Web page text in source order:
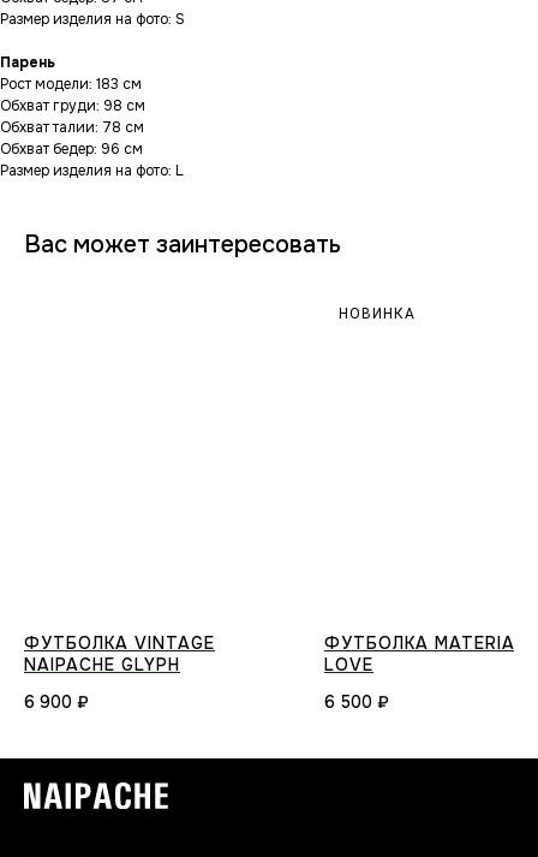
Размер изделия на фото: S
Парень
Рост модели: 183 см
Обхват груди: 98 см
Обхват талии: 78 см
Обхват бедер: 96 см
Размер изделия на фото: L
Вас может заинтересовать
ФУТБОЛКА VINTAGE
NAIPACHE GLYPH
6 900 ₽
НОВИНКА
ФУТБОЛКА MATERIAL
LOVE
6 500 ₽